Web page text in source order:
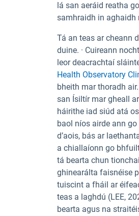
lá san aeráid reatha
samhraidh in aghaidh
Tá an teas ar cheann
duine. · Cuireann
leor deacrachtaí
Health Observatory
bheith mar thoradh
san Ísiltír mar gheall
háirithe iad siúd atá
baol níos airde ann
d’aois, bás ar
a chiallaíonn go
tá bearta chun
ghinearálta faisnéise
tuiscint a fháil ar
teas a laghdú (LEE,
bearta agus na